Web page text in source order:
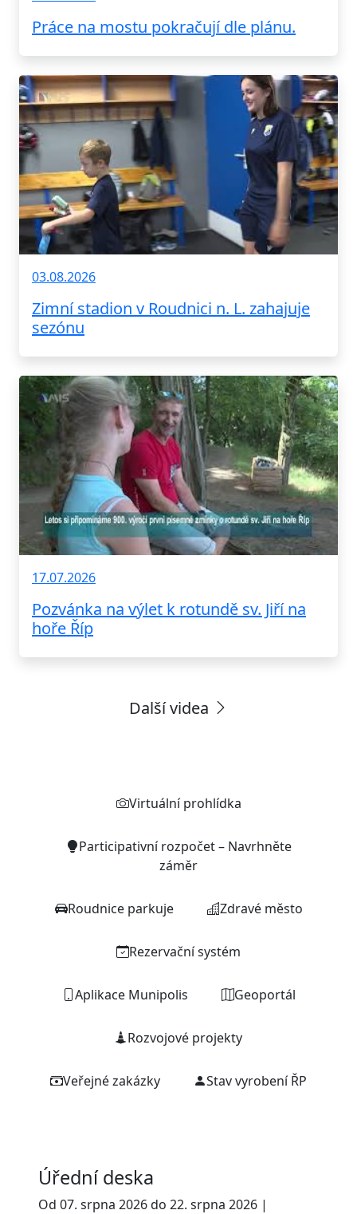
Práce na mostu pokračují dle plánu.
03.08.2026
Zimní stadion v Roudnici n. L. zahajuje
sezónu
17.07.2026
Pozvánka na výlet k rotundě sv. Jiří na
hoře Říp
Další videa
Virtuální prohlídka
Participativní rozpočet – Navrhněte
záměr
Roudnice parkuje Zdravé město
Rezervační systém
Aplikace Munipolis Geoportál
Rozvojové projekty
Veřejné zakázky Stav vyrobení ŘP
Úřední deska
Od 07. srpna 2026 do 22. srpna 2026 |